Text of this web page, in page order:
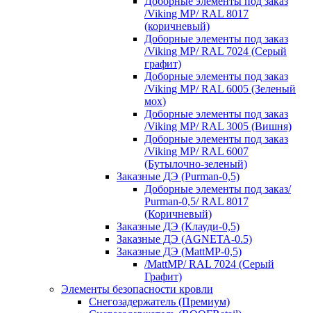
/Viking MP/ RAL 8017
(коричневый)
Доборные элементы под заказ
/Viking MP/ RAL 7024 (Серый
графит)
Доборные элементы под заказ
/Viking MP/ RAL 6005 (Зеленый
мох)
Доборные элементы под заказ
/Viking MP/ RAL 3005 (Вишня)
Доборные элементы под заказ
/Viking MP/ RAL 6007
(Бутылочно-зеленый)
Заказные ДЭ (Purman-0,5)
Доборные элементы под заказ/
Purman-0,5/ RAL 8017
(Коричневый)
Заказные ДЭ (Клауди-0,5)
Заказные ДЭ (AGNETA-0.5)
Заказные ДЭ (MattMP-0,5)
/MattMP/ RAL 7024 (Серый
Графит)
Элементы безопасности кровли
Снегозадержатель (Премиум)